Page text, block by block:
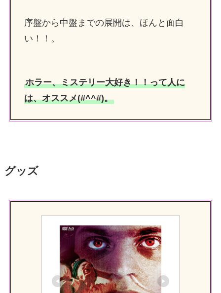
序盤から中盤までの展開は、ほんと面白
い！！。
ホラー、ミステリー大好き！！って人に
は、オススメ(#^^#)。
グッズ